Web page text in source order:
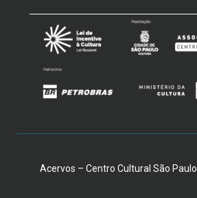
Acervos – Centro Cultural São Paulo